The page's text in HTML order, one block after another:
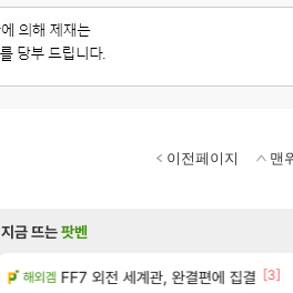
이전페이지 맨
메이플 빵 가격이 24500원 이라길래 결제 취소하
지금 뜨는팟벤
해외겜 FF7 외전 세계관, 완결편에 집결 [3]